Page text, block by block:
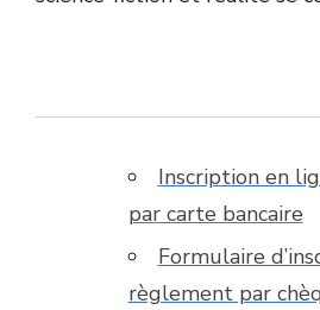
Inscription en
par carte bancaire
Formulaire
règlement par